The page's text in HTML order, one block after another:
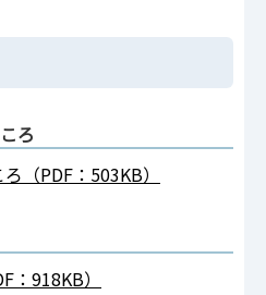
ろ
（PDF：503KB）
：918KB）